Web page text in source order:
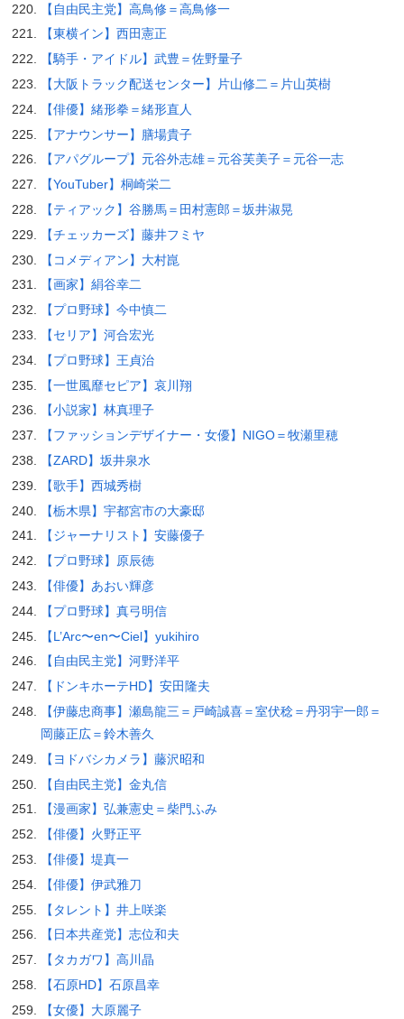
【自由民主党】高鳥修＝高鳥修一
【東横イン】西田憲正
【騎手・アイドル】武豊＝佐野量子
【大阪トラック配送センター】片山修二＝片山英樹
【俳優】緒形拳＝緒形直人
【アナウンサー】膳場貴子
【アパグループ】元谷外志雄＝元谷芙美子＝元谷一志
【YouTuber】桐崎栄二
【ティアック】谷勝馬＝田村憲郎＝坂井淑晃
【チェッカーズ】藤井フミヤ
【コメディアン】大村崑
【画家】絹谷幸二
【プロ野球】今中慎二
【セリア】河合宏光
【プロ野球】王貞治
【一世風靡セピア】哀川翔
【小説家】林真理子
【ファッションデザイナー・女優】NIGO＝牧瀬里穂
【ZARD】坂井泉水
【歌手】西城秀樹
【栃木県】宇都宮市の大豪邸
【ジャーナリスト】安藤優子
【プロ野球】原辰徳
【俳優】あおい輝彦
【プロ野球】真弓明信
【L’Arc〜en〜Ciel】yukihiro
【自由民主党】河野洋平
【ドンキホーテHD】安田隆夫
【伊藤忠商事】瀬島龍三＝戸崎誠喜＝室伏稔＝丹羽宇一郎＝
岡藤正広＝鈴木善久
【ヨドバシカメラ】藤沢昭和
【自由民主党】金丸信
【漫画家】弘兼憲史＝柴門ふみ
【俳優】火野正平
【俳優】堤真一
【俳優】伊武雅刀
【タレント】井上咲楽
【日本共産党】志位和夫
【タカガワ】高川晶
【石原HD】石原昌幸
【女優】大原麗子